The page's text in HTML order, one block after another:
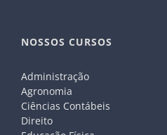
NOSSOS CURSOS
Administração
Agronomia
Ciências Contábeis
Direito